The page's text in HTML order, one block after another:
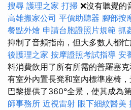
搜尋 護理之家 打掃 ❌沒有聽覺的
高雄搬家公司 平價助聽器 腳部按
餐點外燴 申請台胞證照片規範 抓
抑制了音頻指南，但大多數人都
後護理之家 按摩證照考試指導 安
料消費飲用了所有所需的普羅塞
有室外內置長凳和室內標準座椅
巴黎提供了360°全景，使其成為
師事務所 近視雷射 眼下細紋醫美